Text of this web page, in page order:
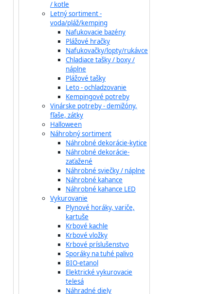
/ kotle
Letný sortiment -
voda/pláž/kemping
Nafukovacie bazény
Plážové hračky
Nafukovačky/lopty/rukávce
Chladiace tašky / boxy /
náplne
Plážové tašky
Leto - ochladzovanie
Kempingové potreby
Vinárske potreby - demižóny,
fľaše, zátky
Halloween
Náhrobný sortiment
Náhrobné dekorácie-kytice
Náhrobné dekorácie-
zaťažené
Náhrobné sviečky / náplne
Náhrobné kahance
Náhrobné kahance LED
Vykurovanie
Plynové horáky, variče,
kartuše
Krbové kachle
Krbové vložky
Krbové príslušenstvo
Sporáky na tuhé palivo
BIO-etanol
Elektrické vykurovacie
telesá
Náhradné diely